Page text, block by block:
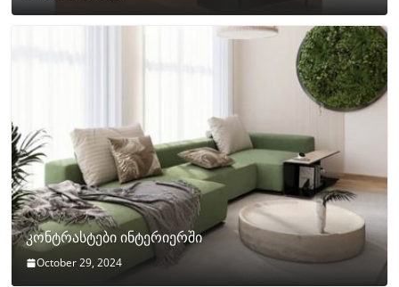
კონტრასტები ინტერიერში
October 29, 2024